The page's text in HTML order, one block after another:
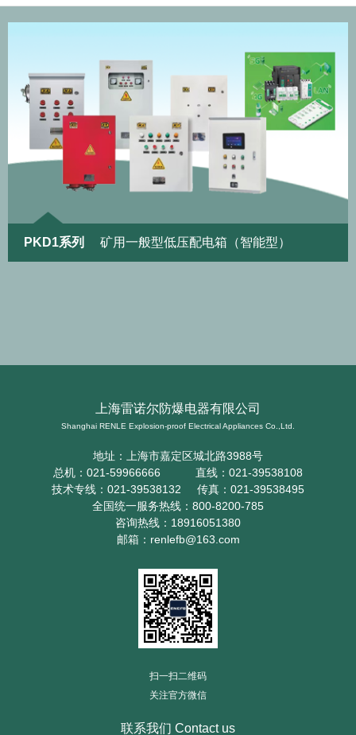
PKD1系列 矿用一般型低压配电箱（智能型）
上海雷诺尔防爆电器有限公司
Shanghai RENLE Explosion-proof Electrical Appliances Co.,Ltd.
地址：上海市嘉定区城北路3988号
总机：021-59966666 直线：021-39538108
技术专线：021-39538132 传真：021-39538495
全国统一服务热线：800-8200-785
咨询热线：18916051380
邮箱：renlefb@163.com
扫一扫二维码
关注官方微信
联系我们 Contact us